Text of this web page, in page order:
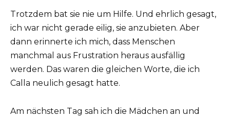
Trotzdem bat sie nie um Hilfe. Und ehrlich gesagt,
ich war nicht gerade eilig, sie anzubieten. Aber
dann erinnerte ich mich, dass Menschen
manchmal aus Frustration heraus ausfällig
werden. Das waren die gleichen Worte, die ich
Calla neulich gesagt hatte.
Am nächsten Tag sah ich die Mädchen an und